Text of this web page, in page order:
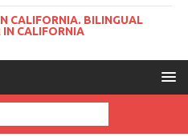
CALIFORNIA. BILINGUAL
IN CALIFORNIA